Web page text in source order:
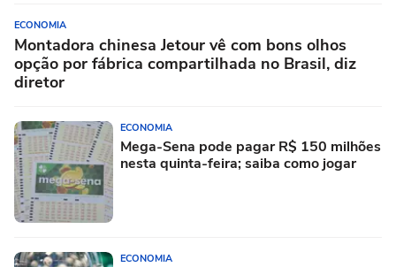
ECONOMIA
Montadora chinesa Jetour vê com bons olhos
opção por fábrica compartilhada no Brasil, diz
diretor
ECONOMIA
Mega-Sena pode pagar R$ 150 milhões
nesta quinta-feira; saiba como jogar
ECONOMIA